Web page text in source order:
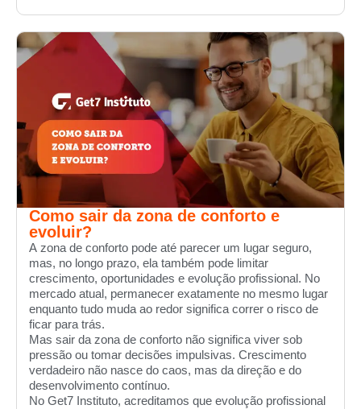
Como sair da zona de conforto e
evoluir?
A zona de conforto pode até parecer um lugar seguro,
mas, no longo prazo, ela também pode limitar
crescimento, oportunidades e evolução profissional. No
mercado atual, permanecer exatamente no mesmo lugar
enquanto tudo muda ao redor significa correr o risco de
ficar para trás.
Mas sair da zona de conforto não significa viver sob
pressão ou tomar decisões impulsivas. Crescimento
verdadeiro não nasce do caos, mas da direção e do
desenvolvimento contínuo.
No Get7 Instituto, acreditamos que evolução profissional